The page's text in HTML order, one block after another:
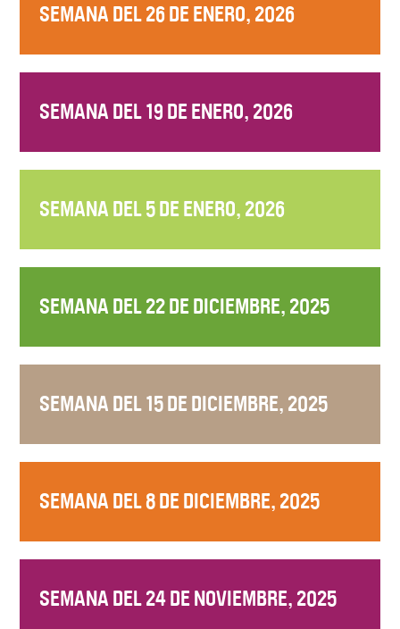
SEMANA DEL 26 DE ENERO, 2026
SEMANA DEL 19 DE ENERO, 2026
SEMANA DEL 5 DE ENERO, 2026
SEMANA DEL 22 DE DICIEMBRE, 2025
SEMANA DEL 15 DE DICIEMBRE, 2025
SEMANA DEL 8 DE DICIEMBRE, 2025
SEMANA DEL 24 DE NOVIEMBRE, 2025